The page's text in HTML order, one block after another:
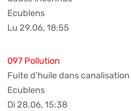
Ecublens
Lu 29.06, 18:55
097 Pollution
Fuite d'huile dans canalisation
Ecublens
Di 28.06, 15:38